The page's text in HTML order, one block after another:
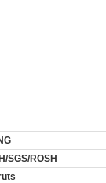
SGS/ROSH